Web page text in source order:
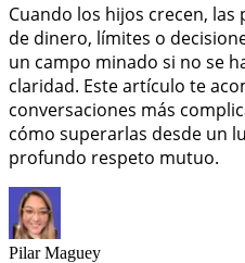
Cuando los hijos crecen,
de dinero, límites o
un campo minado si no se
claridad. Este artículo te
conversaciones más
cómo superarlas desde un
profundo respeto mutuo.
Pilar Maguey